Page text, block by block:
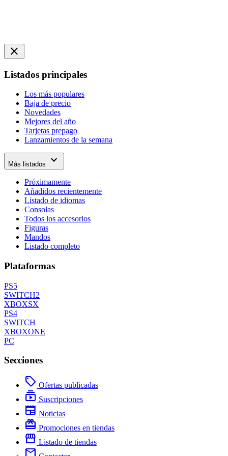
close
Listados principales
Los más populares
Baja de precio
Novedades
Mejores del año
Tarjetas prepago
Lanzamientos de la semana
Más listados expand_more
Próximamente
Añadidos recientemente
Listado de idiomas
Consolas
Todos los accesorios
Figuras
Mandos
Listado completo
Plataformas
PS5
SWITCH2
XBOXSX
PS4
SWITCH
XBOXONE
PC
Secciones
local_offer Ofertas publicadas
subscriptions Suscripciones
newspaper Noticias
redeem Promociones en tiendas
storefront Listado de tiendas
mail